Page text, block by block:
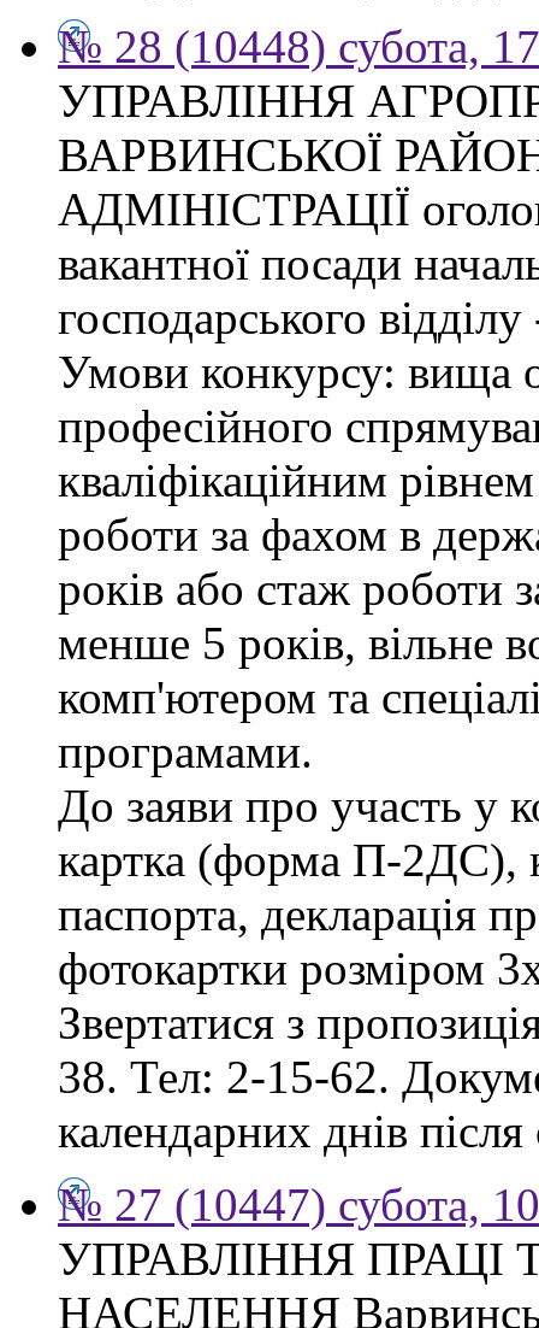
№ 28 (10448) субота,
УПРАВЛІННЯ
ВАРВИНСЬКОЇ
АДМІНІСТРАЦІЇ
вакантної посади
господарського
Умови конкурсу: вища
професійного
кваліфікаційним
роботи за фахом в
років або стаж роботи
менше 5 років, вільне
комп'ютером та
програмами.
До заяви про участь у
картка (форма П-2ДС),
паспорта, декларація
фотокартки розміром
Звертатися з
38. Тел: 2-15-62.
календарних днів
№ 27 (10447) субота,
УПРАВЛІННЯ ПРАЦІ
НАСЕЛЕННЯ